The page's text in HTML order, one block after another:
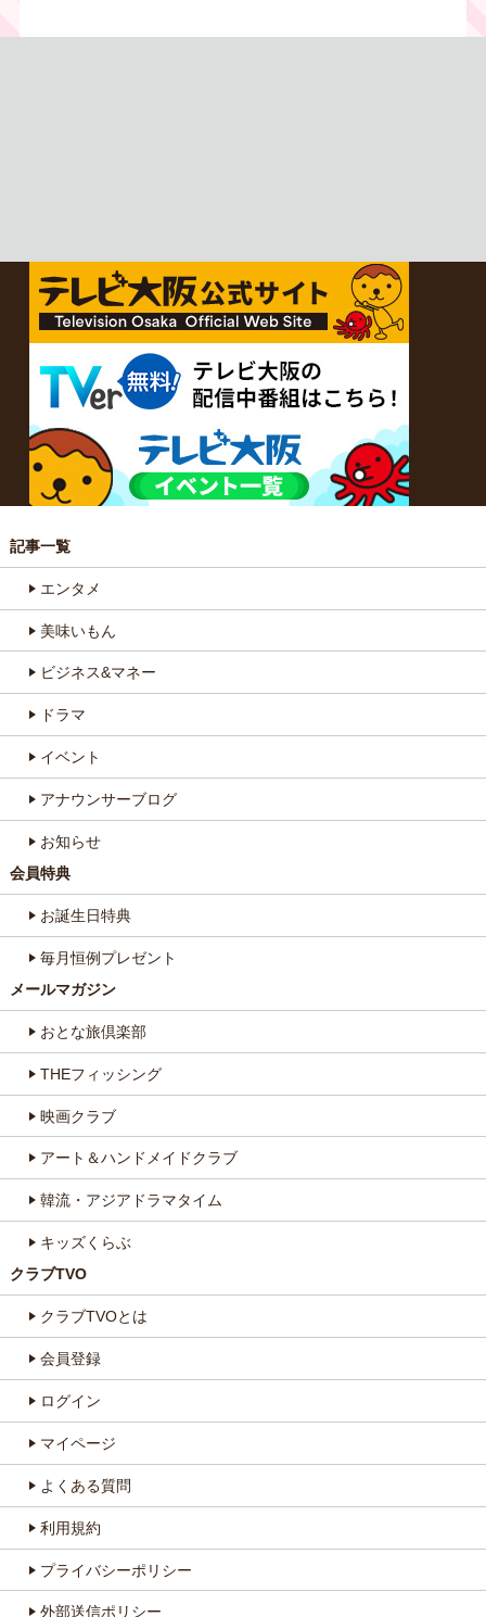
記事一覧
エンタメ
美味いもん
ビジネス&マネー
ドラマ
イベント
アナウンサーブログ
お知らせ
会員特典
お誕生日特典
毎月恒例プレゼント
メールマガジン
おとな旅倶楽部
THEフィッシング
映画クラブ
アート＆ハンドメイドクラブ
韓流・アジアドラマタイム
キッズくらぶ
クラブTVO
クラブTVOとは
会員登録
ログイン
マイページ
よくある質問
利用規約
プライバシーポリシー
外部送信ポリシー